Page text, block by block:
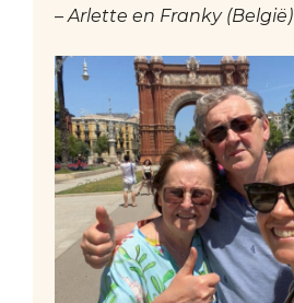
– Arlette en Franky (België)